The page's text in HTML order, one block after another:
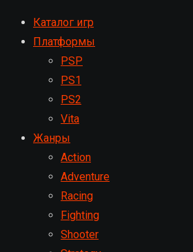
Каталог игр
Платформы
PSP
PS1
PS2
Vita
Жанры
Action
Adventure
Racing
Fighting
Shooter